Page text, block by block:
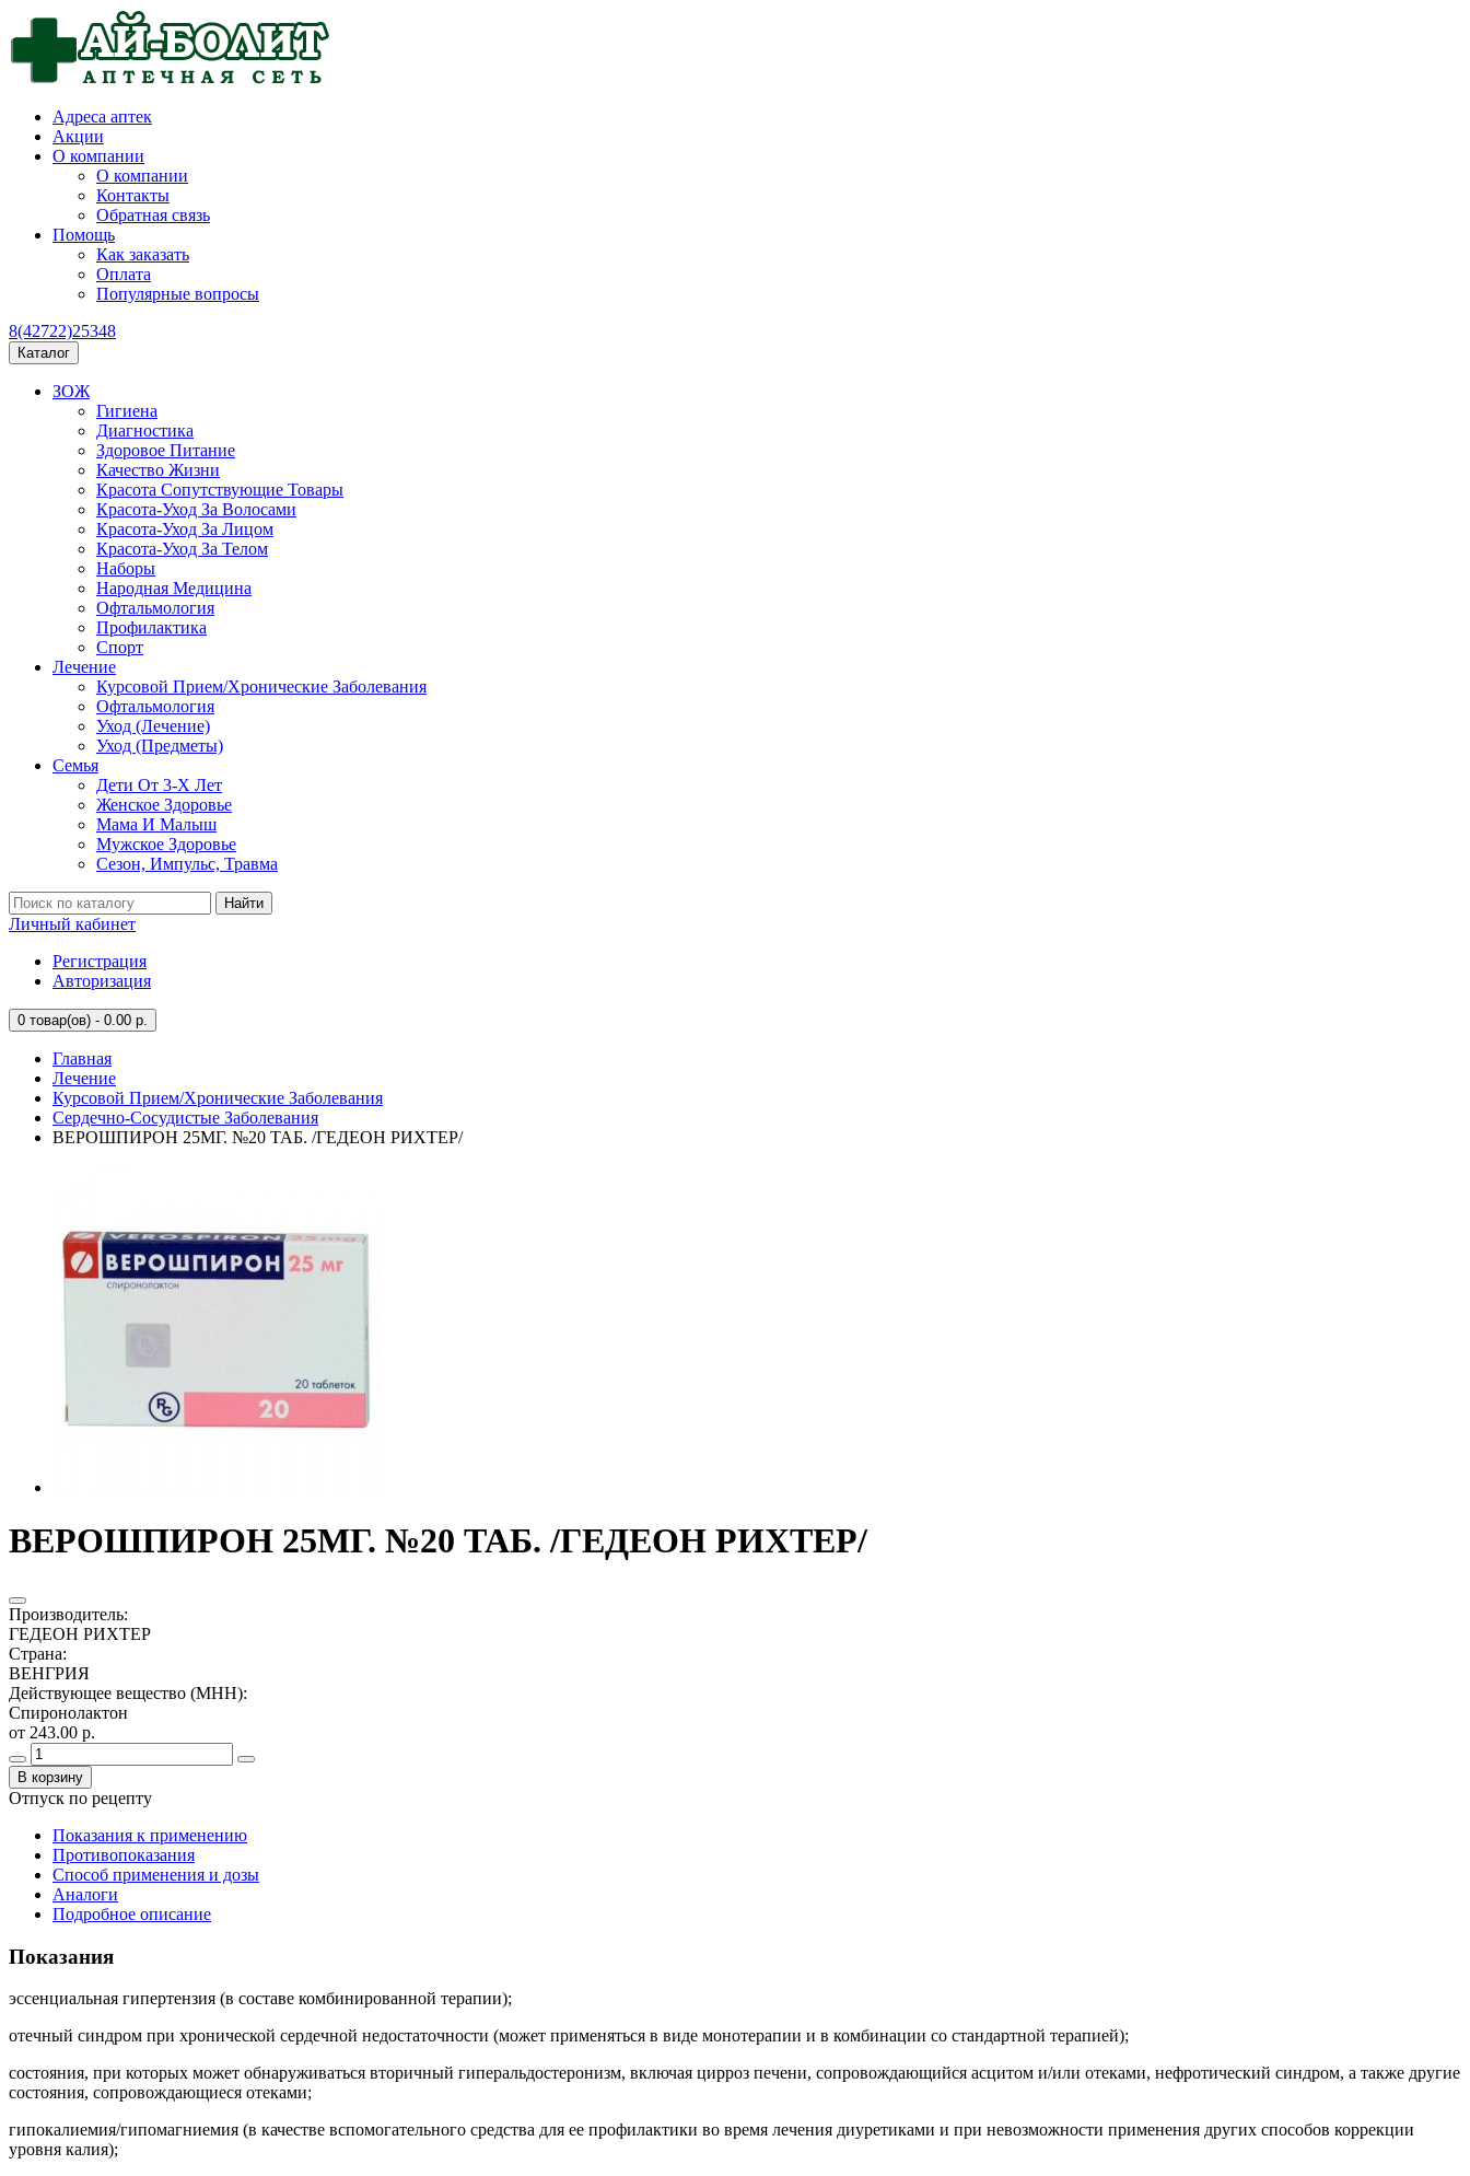
Адреса аптек
Акции
О компании
О компании
Контакты
Обратная связь
Помощь
Как заказать
Оплата
Популярные вопросы
8(42722)25348
Каталог
ЗОЖ
Гигиена
Диагностика
Здоровое Питание
Качество Жизни
Красота Сопутствующие Товары
Красота-Уход За Волосами
Красота-Уход За Лицом
Красота-Уход За Телом
Наборы
Народная Медицина
Офтальмология
Профилактика
Спорт
Лечение
Курсовой Прием/Хронические Заболевания
Офтальмология
Уход (Лечение)
Уход (Предметы)
Семья
Дети От 3-Х Лет
Женское Здоровье
Мама И Малыш
Мужское Здоровье
Сезон, Импульс, Травма
Найти
Личный кабинет
Регистрация
Авторизация
0 товар(ов) - 0.00 р.
Главная
Лечение
Курсовой Прием/Хронические Заболевания
Сердечно-Сосудистые Заболевания
ВЕРОШПИРОН 25МГ. №20 ТАБ. /ГЕДЕОН РИХТЕР/
ВЕРОШПИРОН 25МГ. №20 ТАБ. /ГЕДЕОН РИХТЕР/
Производитель:
ГЕДЕОН РИХТЕР
Страна:
ВЕНГРИЯ
Действующее вещество (МНН):
Спиронолактон
от 243.00 р.
В корзину
Отпуск по рецепту
Показания к применению
Противопоказания
Способ применения и дозы
Аналоги
Подробное описание
Показания
эссенциальная гипертензия (в составе комбинированной терапии);
отечный синдром при хронической сердечной недостаточности (может применяться в виде монотерапии и в комбинации со стандартной терапией);
состояния, при которых может обнаруживаться вторичный гиперальдостеронизм, включая цирроз печени, сопровождающийся асцитом и/или отеками, нефротический синдром, а также другие
состояния, сопровождающиеся отеками;
гипокалиемия/гипомагниемия (в качестве вспомогательного средства для ее профилактики во время лечения диуретиками и при невозможности применения других способов коррекции
уровня калия);